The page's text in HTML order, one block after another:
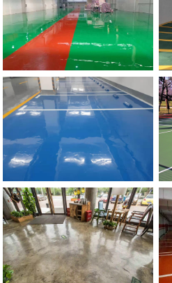
动
滑
郑
州
市
政
委
停
车
场
防
坡
环氧复古地坪
坪施
工